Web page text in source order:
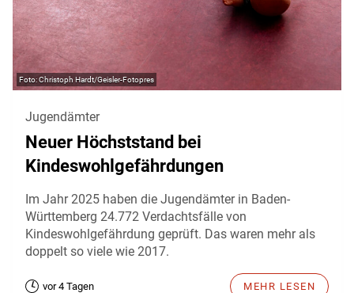
Christoph Hardt/Geisler-Fotopres
Jugendämter
Neuer Höchststand bei
Kindeswohlgefährdungen
Im Jahr 2025 haben die Jugendämter in Baden-
Württemberg 24.772 Verdachtsfälle von
Kindeswohlgefährdung geprüft. Das waren mehr als
doppelt so viele wie 2017.
vor 4 Tagen MEHR LESEN